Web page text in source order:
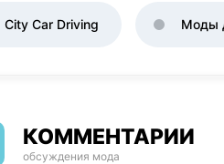
City Car Driving Моды
КОММЕНТАРИИ
обсуждения мода